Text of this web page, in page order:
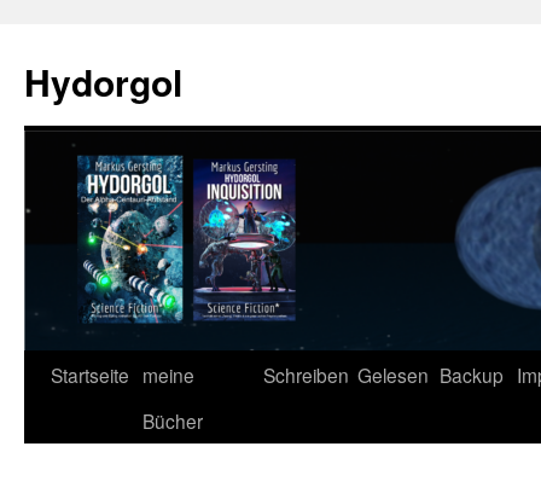
springen
Hydorgol
Startseite meine
Bücher
Schreiben Gelesen Backup